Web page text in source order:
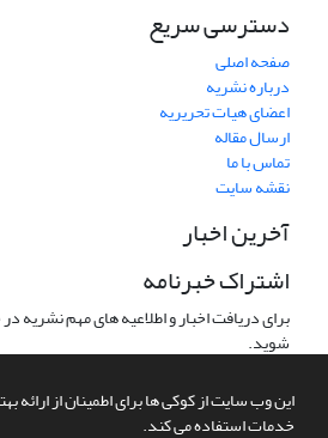
این وب سایت از کوکی ها برای اطمینان از ارائه
خدمات استفاده می کند.
دسترسی سریع
صفحه اصلی
درباره نشریه
اعضای هیات تحریریه
ارسال مقاله
تماس با ما
نقشه سایت
آخرین اخبار
اشتراک خبرنامه
برای دریافت اخبار و اطلاعیه های مهم نشریه
شوید.